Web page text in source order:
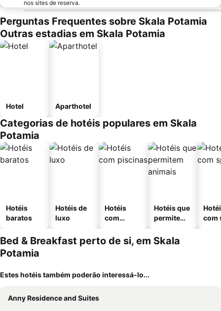
nos sites de reserva.
Perguntas Frequentes sobre Skala Potamia
Outras estadias em Skala Potamia
Hotel Aparthotel
Categorias de hotéis populares em Skala
Potamia
Hotéis
baratos
Hotéis de
luxo
Hotéis
com
Hotéis que
permitem
com
Bed & Breakfast perto de si, em Skala
Potamia
Estes hotéis também poderão interessá-lo...
Anny Residence and Suites